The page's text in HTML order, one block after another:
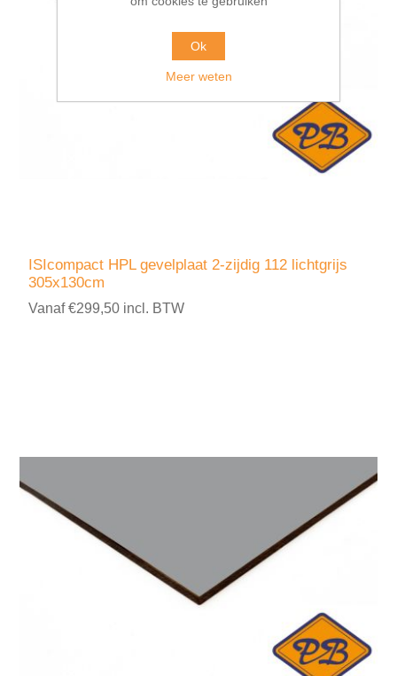
ISIcompact HPL gevelplaat 2-zijdig 112 lichtgrijs
305x130cm
Vanaf €299,50 incl. BTW
Ok
Meer weten